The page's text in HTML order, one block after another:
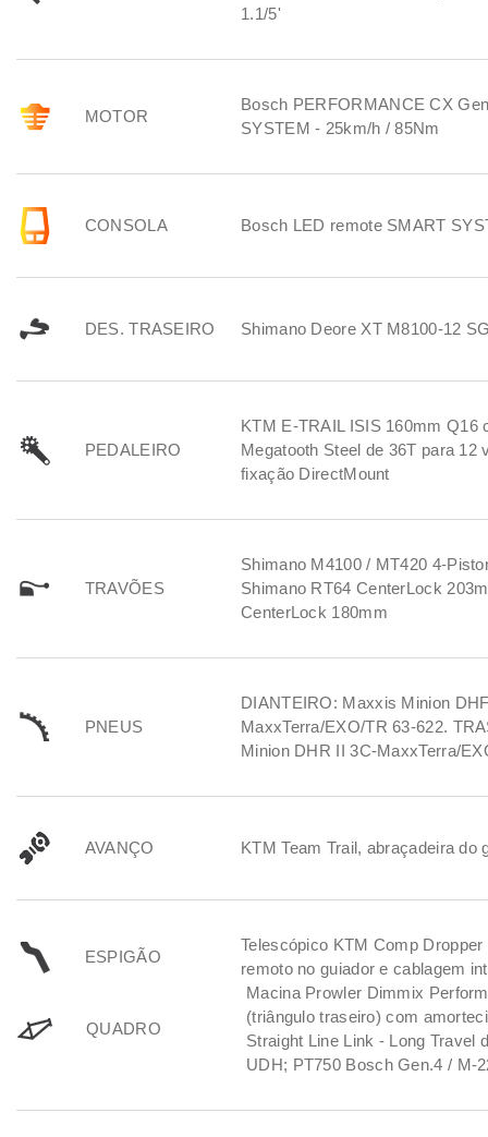
1.1/5'
MOTOR
Bosch PERFORMANCE CX
SYSTEM - 25km/h / 85Nm
CONSOLA Bosch LED remote SMART
DES. TRASEIRO Shimano Deore XT M8100-12
PEDALEIRO
KTM E-TRAIL ISIS 160mm Q16
Megatooth Steel de 36T para 12
fixação DirectMount
TRAVÕES
Shimano M4100 / MT420 4-
Shimano RT64 CenterLock
CenterLock 180mm
PNEUS
DIANTEIRO: Maxxis Minion
MaxxTerra/EXO/TR 63-622.
Minion DHR II 3C-MaxxTerra/
AVANÇO KTM Team Trail, abraçadeira do
ESPIGÃO
Telescópico KTM Comp
remoto no guiador e cablagem
QUADRO
Macina Prowler Dimmix
(triângulo traseiro) com
Straight Line Link - Long Travel
UDH; PT750 Bosch Gen.4 / M-